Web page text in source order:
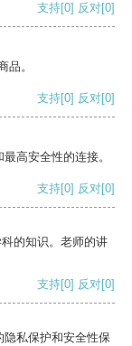
支持[0] 反对[0]
品。
支持[0] 反对[0]
高安全性的连接。
支持[0] 反对[0]
的知识。老师的讲
支持[0] 反对[0]
私保护和安全性保